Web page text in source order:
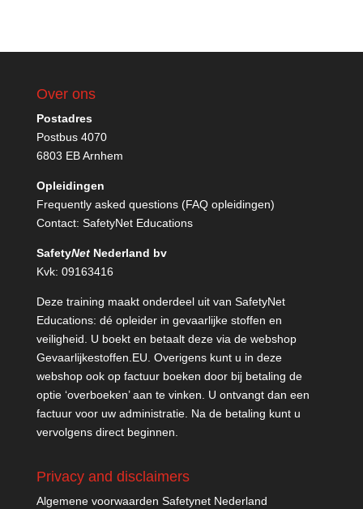
Over ons
Postadres
Postbus 4070
6803 EB Arnhem
Opleidingen
Frequently asked questions (FAQ opleidingen)
Contact: SafetyNet Educations
SafetyNetNederland bv
Kvk: 09163416
Deze training maakt onderdeel uit van SafetyNet
Educations: dé opleider in gevaarlijke stoffen en
veiligheid. U boekt en betaalt deze via de webshop
Gevaarlijkestoffen.EU . Overigens kunt u in deze
webshop ook op factuur boeken door bij betaling de
optie ‘overboeken’ aan te vinken. U ontvangt dan een
factuur voor uw administratie. Na de betaling kunt u
vervolgens direct beginnen.
Privacy and disclaimers
Algemene voorwaarden Safetynet Nederland